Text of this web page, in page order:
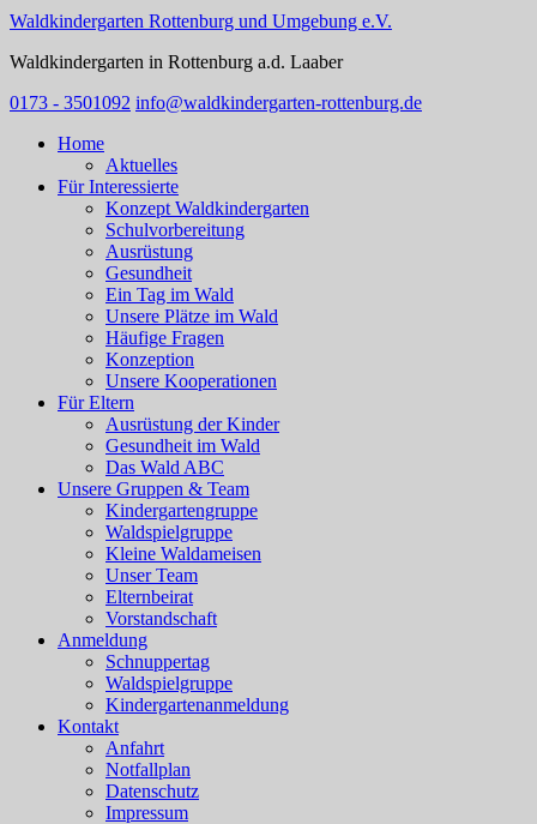
Waldkindergarten Rottenburg und Umgebung e.V.
Waldkindergarten in Rottenburg a.d. Laaber
0173 - 3501092 info@waldkindergarten-rottenburg.de
Home
Aktuelles
Für Interessierte
Konzept Waldkindergarten
Schulvorbereitung
Ausrüstung
Gesundheit
Ein Tag im Wald
Unsere Plätze im Wald
Häufige Fragen
Konzeption
Unsere Kooperationen
Für Eltern
Ausrüstung der Kinder
Gesundheit im Wald
Das Wald ABC
Unsere Gruppen & Team
Kindergartengruppe
Waldspielgruppe
Kleine Waldameisen
Unser Team
Elternbeirat
Vorstandschaft
Anmeldung
Schnuppertag
Waldspielgruppe
Kindergartenanmeldung
Kontakt
Anfahrt
Notfallplan
Datenschutz
Impressum